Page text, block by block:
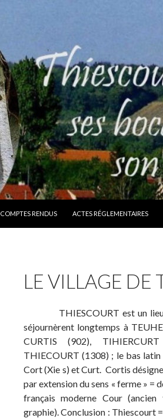
COMPTES RENDUS ACTES RÉGLEMENTAIRES
LE VILLAGE DE
THIESCOURT est un lieu
séjournèrent longtemps à
CURTIS (902),
THIECOURT (1308) ; le bas
Cort (Xie s) et Curt. Cortis
par extension du sens « ferme » =
français moderne Cour
graphie). Conclusion : Thiescourt